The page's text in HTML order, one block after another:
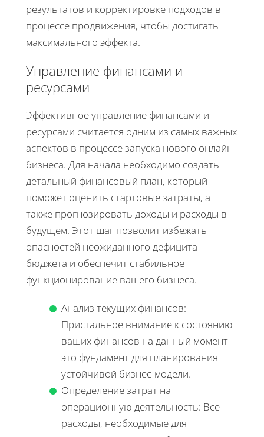
результатов и корректировке подходов в
процессе продвижения, чтобы достигать
максимального эффекта.
Управление финансами и
ресурсами
Эффективное управление финансами и
ресурсами считается одним из самых важных
аспектов в процессе запуска нового онлайн-
бизнеса. Для начала необходимо создать
детальный финансовый план, который
поможет оценить стартовые затраты, а
также прогнозировать доходы и расходы в
будущем. Этот шаг позволит избежать
опасностей неожиданного дефицита
бюджета и обеспечит стабильное
функционирование вашего бизнеса.
Анализ текущих финансов:
Пристальное внимание к состоянию
ваших финансов на данный момент -
это фундамент для планирования
устойчивой бизнес-модели.
Определение затрат на
операционную деятельность: Все
расходы, необходимые для